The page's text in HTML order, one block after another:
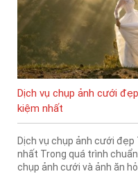
Dịch vụ chụp ảnh cưới
kiệm nhất
Dịch vụ chụp ảnh cưới
nhất Trong quá trình
chụp ảnh cưới và ảnh ăn